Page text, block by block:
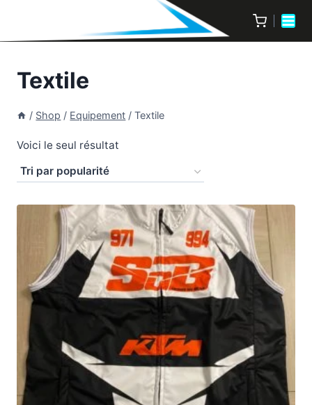
Textile
/ Shop / Equipement / Textile
Voici le seul résultat